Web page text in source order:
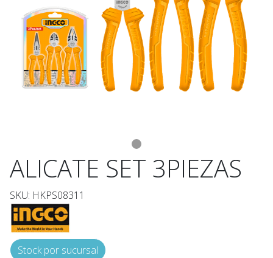
ALICATE SET 3PIEZAS
SKU: HKPS08311
Stock por sucursal